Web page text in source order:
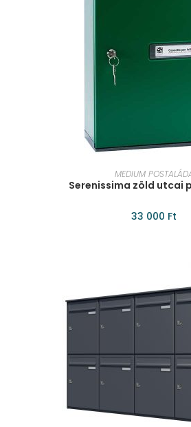
KOSÁRBA
MEDIUM
Serenissima zöld utcai
33 000 Ft